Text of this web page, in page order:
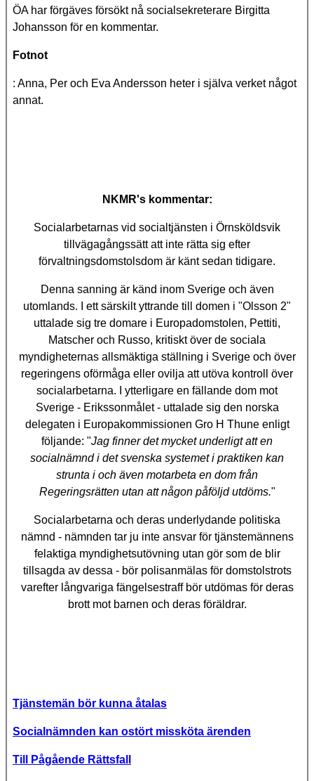
ÖA har förgäves försökt nå socialsekreterare Birgitta
Johansson för en kommentar.
Fotnot
: Anna, Per och Eva Andersson heter i själva verket något
annat.
NKMR's kommentar:
Socialarbetarnas vid socialtjänsten i Örnsköldsvik
tillvägagångssätt att inte rätta sig efter
förvaltningsdomstolsdom är känt sedan tidigare.
Denna sanning är känd inom Sverige och även
utomlands. I ett särskilt yttrande till domen i "Olsson 2"
uttalade sig tre domare i Europadomstolen, Pettiti,
Matscher och Russo, kritiskt över de sociala
myndigheternas allsmäktiga ställning i Sverige och över
regeringens oförmåga eller ovilja att utöva kontroll över
socialarbetarna. I ytterligare en fällande dom mot
Sverige - Erikssonmålet - uttalade sig den norska
delegaten i Europakommissionen Gro H Thune enligt
följande: "Jag finner det mycket underligt att en
socialnämnd i det svenska systemet i praktiken kan
strunta i och även motarbeta en dom från
Regeringsrätten utan att någon påföljd utdöms."
Socialarbetarna och deras underlydande politiska
nämnd - nämnden tar ju inte ansvar för tjänstemännens
felaktiga myndighetsutövning utan gör som de blir
tillsagda av dessa - bör polisanmälas för domstolstrots
varefter långvariga fängelsestraff bör utdömas för deras
brott mot barnen och deras föräldrar.
Tjänstemän bör kunna åtalas
Socialnämnden kan ostört missköta ärenden
Till Pågående Rättsfall